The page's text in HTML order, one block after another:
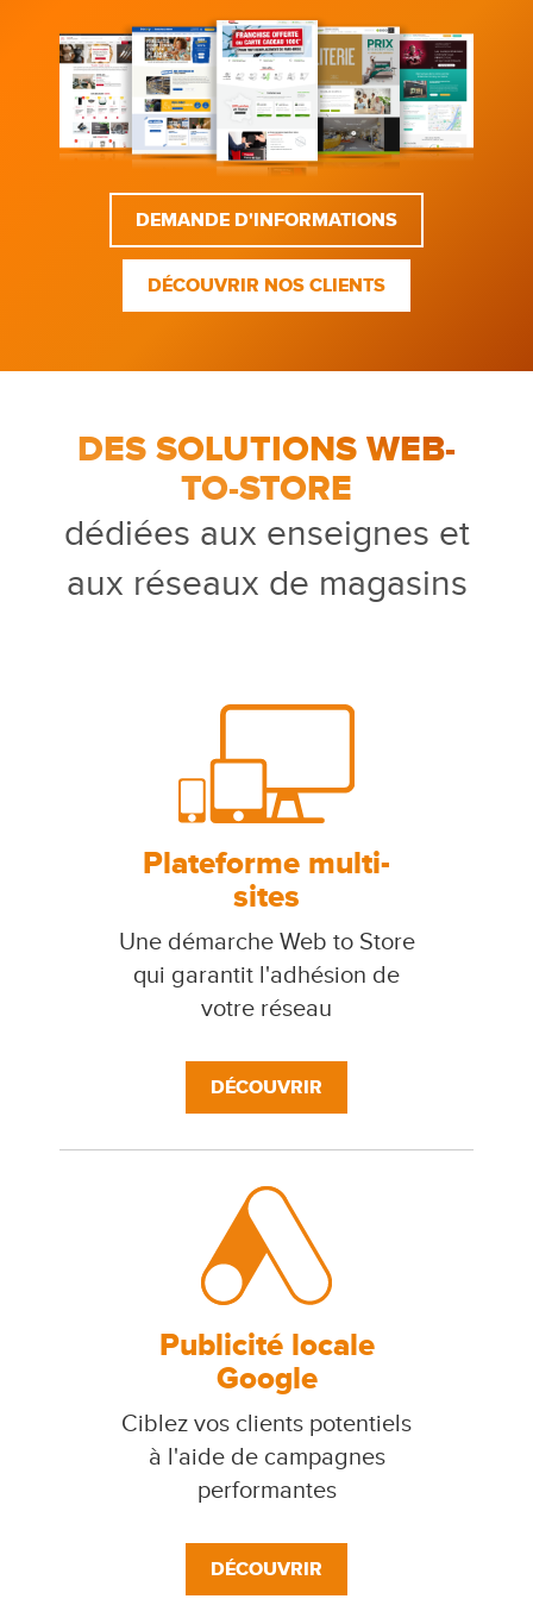
DEMANDE D'INFORMATIONS
DÉCOUVRIR NOS CLIENTS
DES SOLUTIONS WEB-
TO-STORE
dédiées aux enseignes et
aux réseaux de magasins
Plateforme multi-
sites
Une démarche Web to Store
qui garantit l'adhésion de
votre réseau
DÉCOUVRIR
Publicité locale
Google
Ciblez vos clients potentiels
à l'aide de campagnes
performantes
DÉCOUVRIR